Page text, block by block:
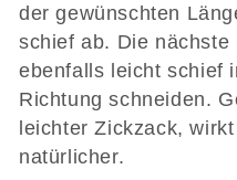
der gewünschten
schief ab. Die nächste
ebenfalls leicht schief
Richtung schneiden.
leichter Zickzack,
natürlicher.